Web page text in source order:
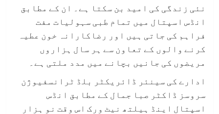
نئی زندگی کی امید بن سکتا ہے۔ ان کے مطابق
انڈس اسپتال میں تمام طبی سہولیات مفت
فراہم کی جاتی ہیں اور رضاکارانہ خون عطیہ
کرنے والوں کے تعاون سے ہر سال ہزاروں
مریضوں کی جانیں بچانے میں مدد ملتی ہے۔
ادارے کی سینئر ڈائریکٹر بلڈ ٹرانسفیوژن
سروسز ڈاکٹر صبا جمال کے مطابق انڈس
اسپتال اینڈ ہیلتھ نیٹ ورک اس وقت نو ہزار